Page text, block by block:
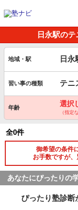
日永駅の
地域・駅 日永
習い事の種類 テニ
年齢 選択
（指定
全0件
御希望の条件
お手数ですが、
あなたにぴったりの
ぴったり塾診断